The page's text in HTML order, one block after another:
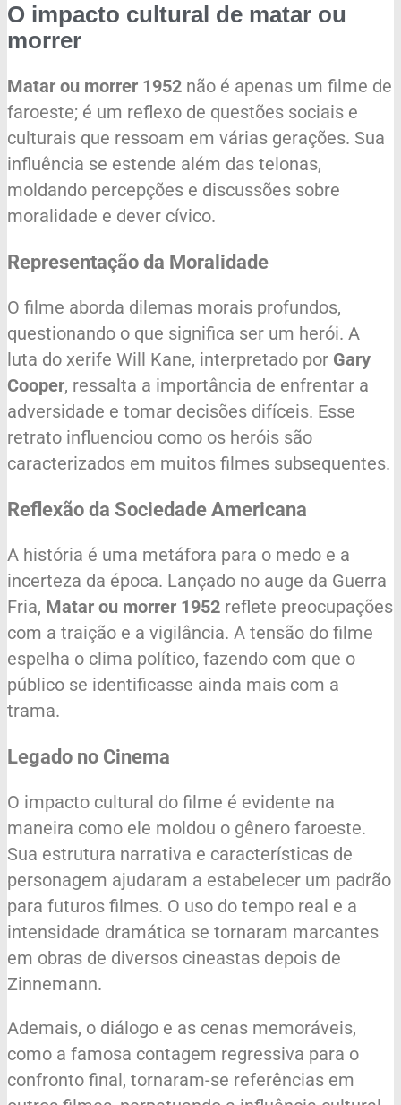
O impacto cultural de matar ou
morrer
Matar ou morrer 1952 não é apenas um filme de
faroeste; é um reflexo de questões sociais e
culturais que ressoam em várias gerações. Sua
influência se estende além das telonas,
moldando percepções e discussões sobre
moralidade e dever cívico.
Representação da Moralidade
O filme aborda dilemas morais profundos,
questionando o que significa ser um herói. A
luta do xerife Will Kane, interpretado por Gary
Cooper, ressalta a importância de enfrentar a
adversidade e tomar decisões difíceis. Esse
retrato influenciou como os heróis são
caracterizados em muitos filmes subsequentes.
Reflexão da Sociedade Americana
A história é uma metáfora para o medo e a
incerteza da época. Lançado no auge da Guerra
Fria, Matar ou morrer 1952 reflete preocupações
com a traição e a vigilância. A tensão do filme
espelha o clima político, fazendo com que o
público se identificasse ainda mais com a
trama.
Legado no Cinema
O impacto cultural do filme é evidente na
maneira como ele moldou o gênero faroeste.
Sua estrutura narrativa e características de
personagem ajudaram a estabelecer um padrão
para futuros filmes. O uso do tempo real e a
intensidade dramática se tornaram marcantes
em obras de diversos cineastas depois de
Zinnemann.
Ademais, o diálogo e as cenas memoráveis,
como a famosa contagem regressiva para o
confronto final, tornaram-se referências em